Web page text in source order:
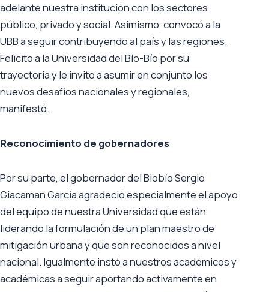
adelante nuestra institución con los sectores
público, privado y social. Asimismo, convocó a la
UBB a seguir contribuyendo al país y las regiones.
Felicito a la Universidad del Bío-Bío por su
trayectoria y le invito a asumir en conjunto los
nuevos desafíos nacionales y regionales,
manifestó.
Reconocimiento de gobernadores
Por su parte, el gobernador del Biobío Sergio
Giacaman García agradeció especialmente el apoyo
del equipo de nuestra Universidad que están
liderando la formulación de un plan maestro de
mitigación urbana y que son reconocidos a nivel
nacional. Igualmente instó a nuestros académicos y
académicas a seguir aportando activamente en